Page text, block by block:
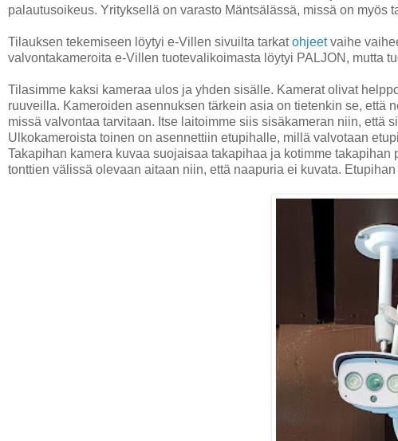
palautusoikeus. Yrityksellä on varasto Mäntsälässä, missä on myös
Tilauksen tekemiseen löytyi e-Villen sivuilta tarkatohjeetvaihe
valvontakameroita e-Villen tuotevalikoimasta löytyi PALJON, mutta
Tilasimme kaksi kameraa ulos ja yhden sisälle. Kamerat olivat
ruuveilla. Kameroiden asennuksen tärkein asia on tietenkin se, että
missä valvontaa tarvitaan. Itse laitoimme siis sisäkameran niin, että
Ulkokameroista toinen on asennettiin etupihalle, millä valvotaan
Takapihan kamera kuvaa suojaisaa takapihaa ja kotimme
tonttien välissä olevaan aitaan niin, että naapuria ei kuvata.